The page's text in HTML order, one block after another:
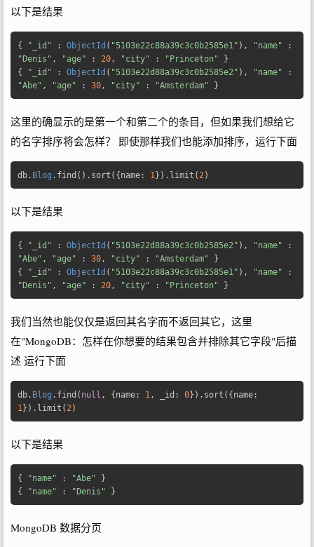
以下是结果
{ "_id" : ObjectId ( "5103e22c88a39c3c0b2585e1" ), "name"
:
"Denis" , "age" : 20, "city" : "Princeton"
}
{
"_id" : ObjectId ( "5103e22d88a39c3c0b2585e2" ), "name"
:
"Abe" , "age" : 30, "city" : "Amsterdam" }
这里的确显示的是第一个和第二个的条目，但如果我们想给它
的名字排序将会怎样？ 即使那样我们也能添加排序，运行下面
db . Blog . find (). sort ({ name : 1}). limit ( 2)
以下是结果
{ "_id" : ObjectId ( "5103e22d88a39c3c0b2585e2" ), "name"
:
"Abe" , "age" : 30, "city" : "Amsterdam"
}
{
"_id" : ObjectId ( "5103e22c88a39c3c0b2585e1" ), "name"
:
"Denis" , "age" : 20, "city" : "Princeton" }
我们当然也能仅仅是返回其名字而不返回其它，这里
在"MongoDB：怎样在你想要的结果包含并排除其它字段"后描
述 运行下面
db . Blog . find ( null , { name : 1, _id : 0}). sort ({ name :
1}). limit ( 2)
以下是结果
{ "name" : "Abe"
}
{
"name" : "Denis" }
MongoDB 数据分页